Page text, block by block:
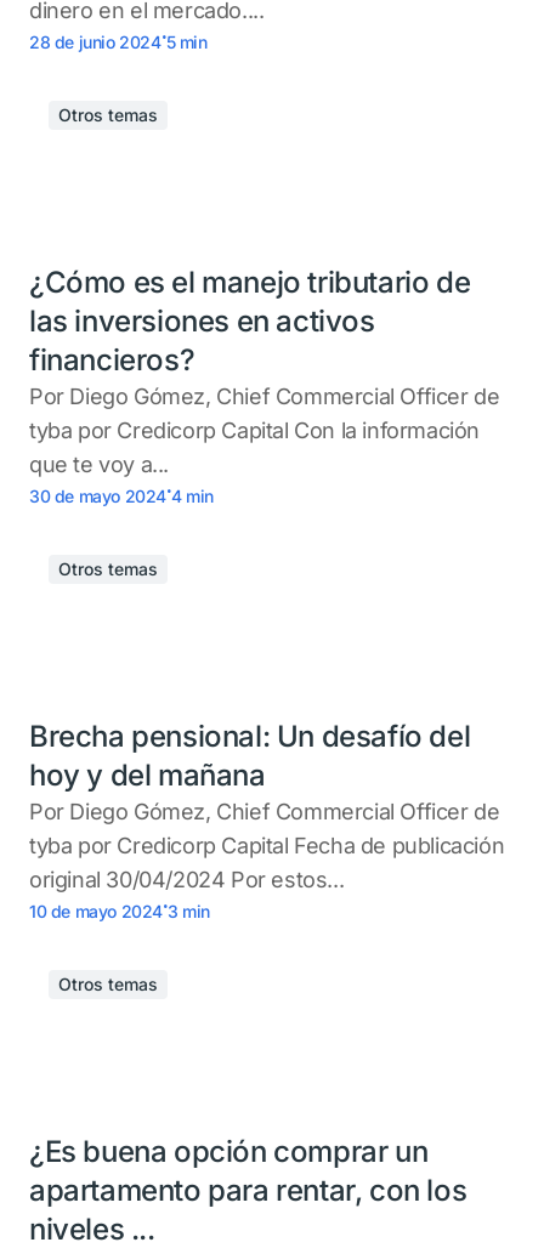
dinero en el mercado....
28 de junio 2024.5 min
Otros temas
¿Cómo es el manejo tributario de
las inversiones en activos
financieros?
Por Diego Gómez, Chief Commercial Officer de
tyba por Credicorp Capital Con la información
que te voy a...
30 de mayo 2024.4 min
Otros temas
Brecha pensional: Un desafío del
hoy y del mañana
Por Diego Gómez, Chief Commercial Officer de
tyba por Credicorp Capital Fecha de publicación
original 30/04/2024 Por estos...
10 de mayo 2024.3 min
Otros temas
¿Es buena opción comprar un
apartamento para rentar, con los
niveles ...